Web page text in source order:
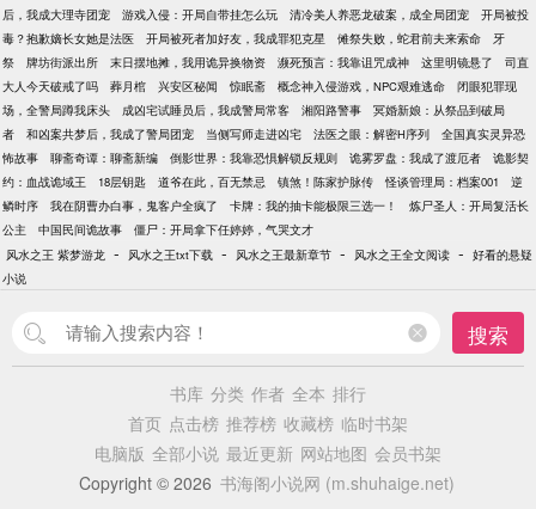
后，我成大理寺团宠
游戏入侵：开局自带挂怎么玩 清冷美人养恶龙破案，成全局团宠
开局被投
毒？抱歉嫡长女她是法医
开局被死者加好友，我成罪犯克星 傩祭失败，蛇君前夫来索命
牙
祭
牌坊街派出所 末日摆地摊，我用诡异换物资 濒死预言：我靠诅咒成神 这里明镜悬了
司直
大人今天破戒了吗
葬月棺 兴安区秘闻 惊眠斋 概念神入侵游戏，NPC艰难逃命
闭眼犯罪现
场，全警局蹲我床头
成凶宅试睡员后，我成警局常客 湘阳路警事
冥婚新娘：从祭品到破局
者
和凶案共梦后，我成了警局团宠 当侧写师走进凶宅 法医之眼：解密H序列
全国真实灵异恐
怖故事
聊斋奇谭：聊斋新编 倒影世界：我靠恐惧解锁反规则 诡雾罗盘：我成了渡厄者
诡影契
约：血战诡域王
18层钥匙 道爷在此，百无禁忌 镇煞！陈家护脉传 怪谈管理局：档案001
逆
鳞时序
我在阴曹办白事，鬼客户全疯了 卡牌：我的抽卡能极限三选一！
炼尸圣人：开局复活长
公主
中国民间诡故事
僵尸：开局拿下任婷婷，气哭文才
风水之王 紫梦游龙 - 风水之王txt下载 - 风水之王最新章节 - 风水之王全文阅读 - 好看的悬疑
小说
搜索
书库 分类 作者 全本 排行
首页 点击榜 推荐榜 收藏榜 临时书架
电脑版 全部小说 最近更新 网站地图 会员书架
Copyright © 2026 书海阁小说网 (m.shuhaige.net)